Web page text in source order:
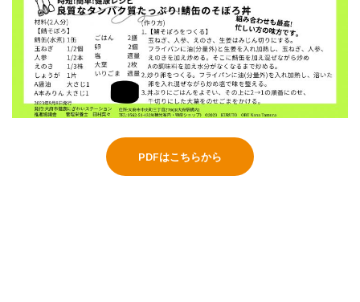
PDFはこちらから